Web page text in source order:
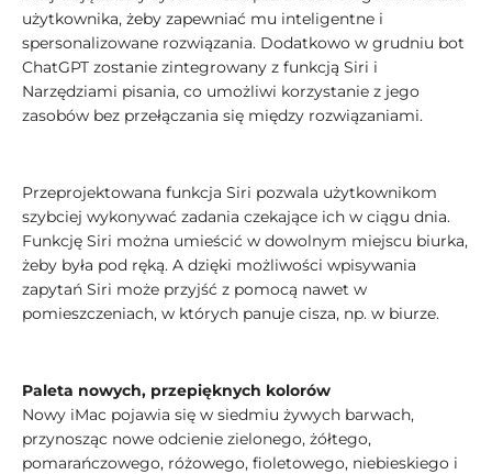
użytkownika, żeby zapewniać mu inteligentne i
spersonalizowane rozwiązania. Dodatkowo w grudniu bot
ChatGPT zostanie zintegrowany z funkcją Siri i
Narzędziami pisania, co umożliwi korzystanie z jego
zasobów bez przełączania się między rozwiązaniami.
Przeprojektowana funkcja Siri pozwala użytkownikom
szybciej wykonywać zadania czekające ich w ciągu dnia.
Funkcję Siri można umieścić w dowolnym miejscu biurka,
żeby była pod ręką. A dzięki możliwości wpisywania
zapytań Siri może przyjść z pomocą nawet w
pomieszczeniach, w których panuje cisza, np. w biurze.
Paleta nowych, przepięknych kolorów
Nowy iMac pojawia się w siedmiu żywych barwach,
przynosząc nowe odcienie zielonego, żółtego,
pomarańczowego, różowego, fioletowego, niebieskiego i